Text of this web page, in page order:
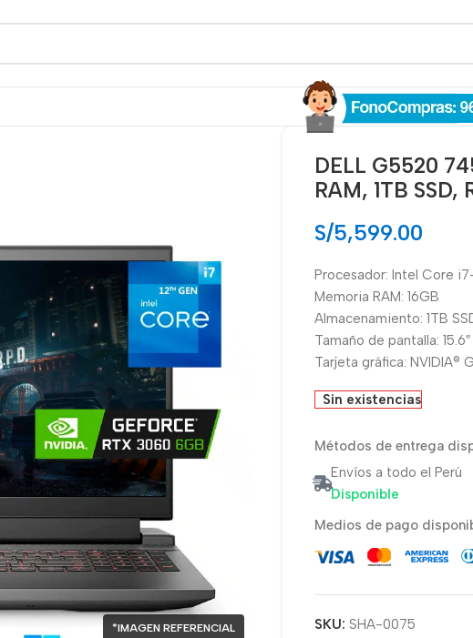
*IMAGEN REFERENCIAL
DELL G5520
RAM, 1TB SSD,
S/5,599.00
Procesador: Intel Core
Memoria RAM: 16GB
Almacenamiento: 1TB
Tamaño de pantalla: 15.6″
Tarjeta gráfica: NVIDIA®
Sin existencias
Métodos de entrega
Envíos a todo el Perú
Disponible
Medios de pago
SKU: SHA-0075